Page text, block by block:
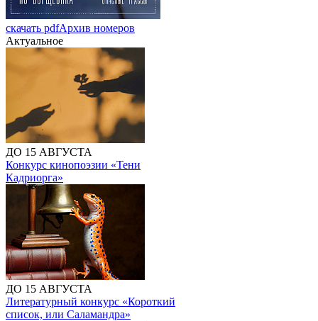
скачать pdfАрхив номеров
Актуальное
ДО 15 АВГУСТА
Конкурс кинопоэзии «Тени
Кадриорга»
ДО 15 АВГУСТА
Литературный конкурс «Короткий
список, или Саламандра»